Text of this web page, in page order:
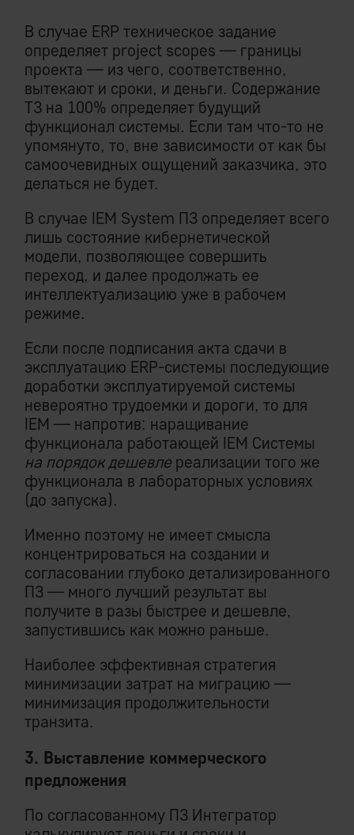
В случае ERP техническое задание
определяет project scopes — границы
проекта — из чего, соответственно,
вытекают и сроки, и деньги. Содержание
ТЗ на 100% определяет будущий
функционал системы. Если там что-то не
упомянуто, то, вне зависимости от как бы
самоочевидных ощущений заказчика, это
делаться не будет.
В случае IEM System ПЗ определяет всего
лишь состояние кибернетической
модели, позволяющее совершить
переход, и далее продолжать ее
интеллектуализацию уже в рабочем
режиме.
Если после подписания акта сдачи в
эксплуатацию ERP-системы последующие
доработки эксплуатируемой системы
невероятно трудоемки и дороги, то для
IEM — напротив: наращивание
функционала работающей IEM Системы
на порядок дешевле реализации того же
функционала в лабораторных условиях
(до запуска).
Именно поэтому не имеет смысла
концентрироваться на создании и
согласовании глубоко детализированного
ПЗ — много лучший результат вы
получите в разы быстрее и дешевле,
запустившись как можно раньше.
Наиболее эффективная стратегия
минимизации затрат на миграцию —
минимизация продолжительности
транзита.
3. Выставление коммерческого
предложения
По согласованному ПЗ Интегратор